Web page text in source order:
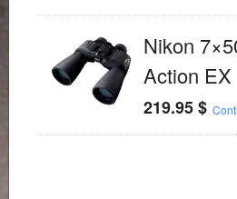
Nikon
Action EX
219.95$